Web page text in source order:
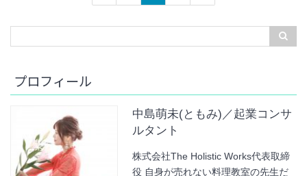
プロフィール
中島萌未(ともみ)／起業コンサ
ルタント
株式会社The Holistic Works代表取締
役 自身が売れない料理教室の先生だ